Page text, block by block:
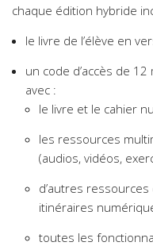
chaque édition hybride
le livre de l’élève en
un code d’accès de
avec :
le livre et le cahier
les ressources
(audios, vidéos,
d’autres
itinéraires
toutes les